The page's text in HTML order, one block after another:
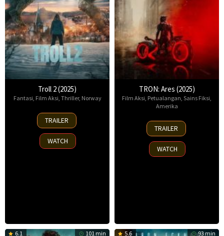
Troll 2 (2025)
Fantasi Film Aksi Thriller, Norway
30
Nov
2025
TRAILER
WATCH
TRON: Ares (2025)
Film Aksi Petualangan Sains Fiksi
Amerika
8
Oct
2025
TRAILER
WATCH
6.1 101 min 5.6 93 min